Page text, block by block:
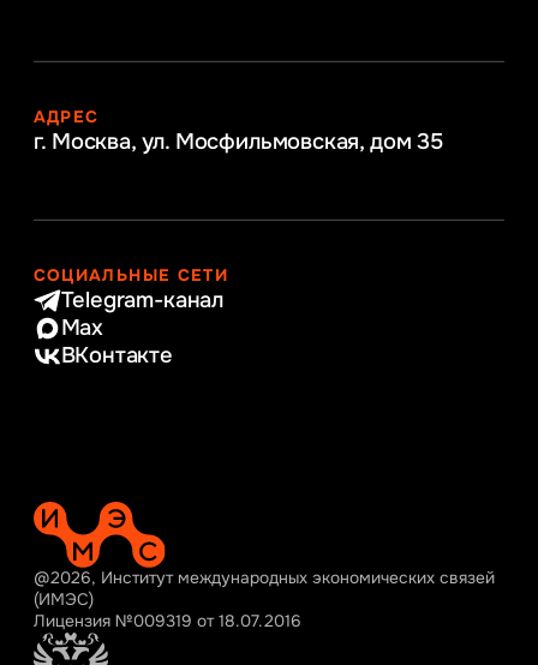
АДРЕС
г. Москва, ул. Мосфильмовская, дом 35
СОЦИАЛЬНЫЕ СЕТИ
Telegram-канал
Max
ВКонтакте
@2026, Институт международных экономических связей
(ИМЭС)
Лицензия №009319 от 18.07.2016